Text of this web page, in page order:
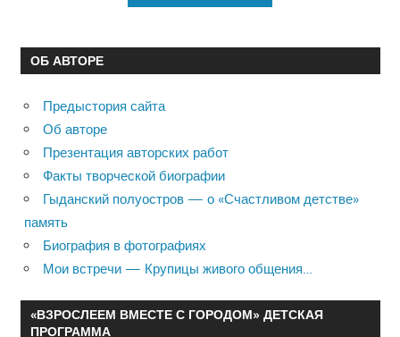
ОБ АВТОРЕ
Предыстория сайта
Об авторе
Презентация авторских работ
Факты творческой биографии
Гыданский полуостров — о «Счастливом детстве»
память
Биография в фотографиях
Мои встречи — Крупицы живого общения…
«ВЗРОСЛЕЕМ ВМЕСТЕ С ГОРОДОМ» ДЕТСКАЯ
ПРОГРАММА